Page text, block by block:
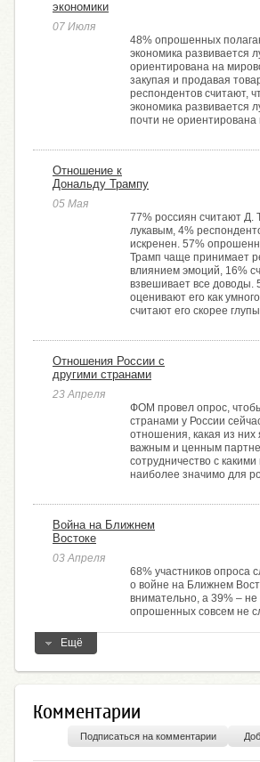
экономики
07 Июля
48% опрошенных
экономика развивается
ориентирована на
закупая и продавая
респондентов считают,
экономика развивается
почти не
Отношение к
Дональду Трампу
05 Мая
77% россиян считают Д.
лукавым, 4%
искренен. 57%
Трамп чаще принимает
влиянием эмоций, 16%
взвешивает все доводы.
оценивают его как
считают его скорее
Отношения России с
другими странами
23 Апреля
ФОМ провел опрос,
странами у России
отношения, какая из них
важным и ценным
сотрудничество с какими
наиболее значимо для
Война на Ближнем
Востоке
03 Апреля
68% участников опроса
о войне на Ближнем
внимательно, а 39% – не
опрошенных совсем не
Ещё
Комментарии
Подписаться на комментарии